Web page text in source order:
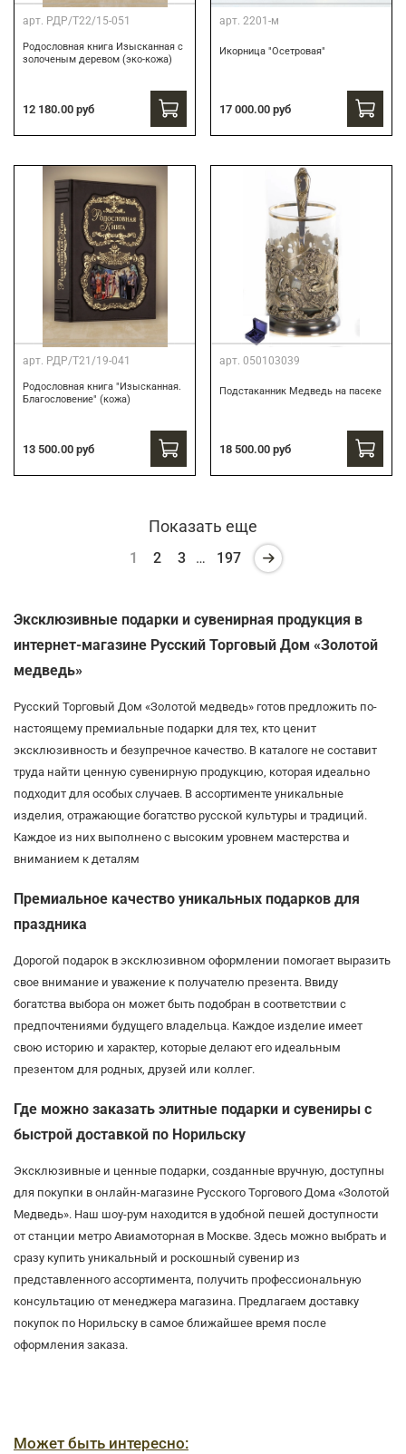
арт. РДР/Т22/15-051
Родословная книга Изысканная с
золоченым деревом (эко-кожа)
12 180.00 руб
арт. 2201-м
Икорница "Осетровая"
17 000.00 руб
арт. РДР/Т21/19-041
Родословная книга "Изысканная.
Благословение" (кожа)
13 500.00 руб
арт. 050103039
Подстаканник Медведь на пасеке
18 500.00 руб
Показать еще
1 2 3 … 197
Эксклюзивные подарки и сувенирная продукция в
интернет-магазине Русский Торговый Дом «Золотой
медведь»
Русский Торговый Дом «Золотой медведь» готов предложить по-
настоящему премиальные подарки для тех, кто ценит
эксклюзивность и безупречное качество. В каталоге не составит
труда найти ценную сувенирную продукцию, которая идеально
подходит для особых случаев. В ассортименте уникальные
изделия, отражающие богатство русской культуры и традиций.
Каждое из них выполнено с высоким уровнем мастерства и
вниманием к деталям
Премиальное качество уникальных подарков для
праздника
Дорогой подарок в эксклюзивном оформлении помогает выразить
свое внимание и уважение к получателю презента. Ввиду
богатства выбора он может быть подобран в соответствии с
предпочтениями будущего владельца. Каждое изделие имеет
свою историю и характер, которые делают его идеальным
презентом для родных, друзей или коллег.
Где можно заказать элитные подарки и сувениры с
быстрой доставкой по Норильску
Эксклюзивные и ценные подарки, созданные вручную, доступны
для покупки в онлайн-магазине Русского Торгового Дома «Золотой
Медведь». Наш шоу-рум находится в удобной пешей доступности
от станции метро Авиамоторная в Москве. Здесь можно выбрать и
сразу купить уникальный и роскошный сувенир из
представленного ассортимента, получить профессиональную
консультацию от менеджера магазина. Предлагаем доставку
покупок по Норильску в самое ближайшее время после
оформления заказа.
Может быть интересно: